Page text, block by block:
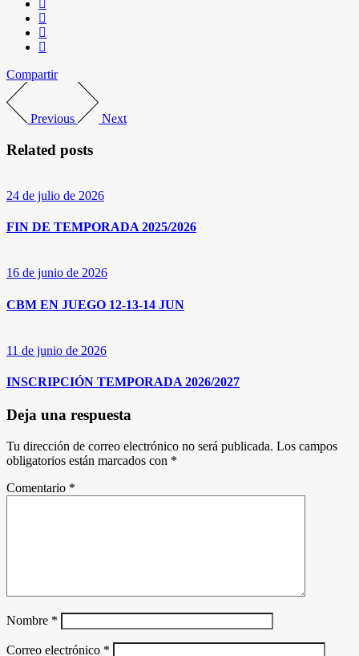
Compartir
Previous Next
Related posts
24 de julio de 2026
FIN DE TEMPORADA 2025/2026
16 de junio de 2026
CBM EN JUEGO 12-13-14 JUN
11 de junio de 2026
INSCRIPCIÓN TEMPORADA 2026/2027
Deja una respuesta
Tu dirección de correo electrónico no será publicada. Los campos
obligatorios están marcados con *
Comentario *
Nombre *
Correo electrónico *